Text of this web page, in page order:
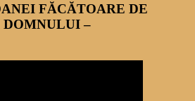
FĂCĂTOARE DE
–